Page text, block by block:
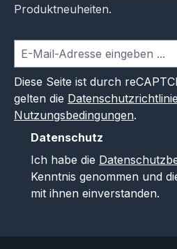
Produktneuheiten.
Diese Seite ist durch
gelten die Datenschutzrichtlinie
Nutzungsbedingungen.
Datenschutz
Ich habe die
Kenntnis genommen und
mit ihnen einverstanden.